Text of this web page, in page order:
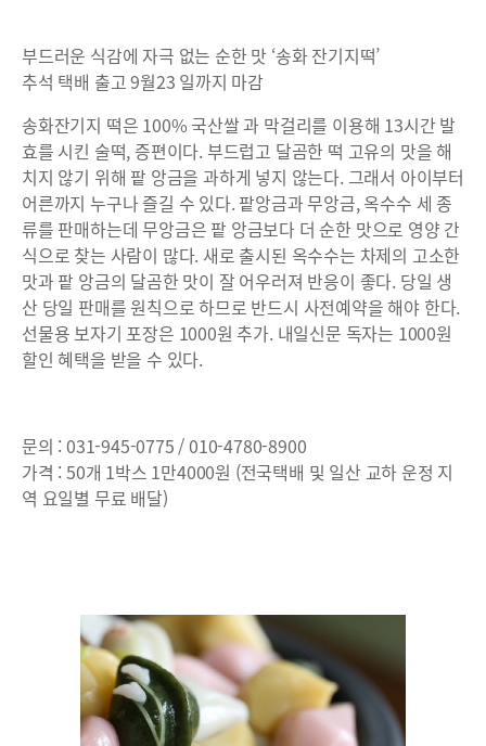
부드러운 식감에 자극 없는 순한 맛 ‘송화 잔기지떡’
추석 택배 출고 9월23 일까지 마감
송화잔기지 떡은 100% 국산쌀 과 막걸리를 이용해 13시간 발
효를 시킨 술떡, 증편이다. 부드럽고 달곰한 떡 고유의 맛을 해
치지 않기 위해 팥 앙금을 과하게 넣지 않는다. 그래서 아이부터
어른까지 누구나 즐길 수 있다. 팥앙금과 무앙금, 옥수수 세 종
류를 판매하는데 무앙금은 팥 앙금보다 더 순한 맛으로 영양 간
식으로 찾는 사람이 많다. 새로 출시된 옥수수는 차제의 고소한
맛과 팥 앙금의 달곰한 맛이 잘 어우러져 반응이 좋다. 당일 생
산 당일 판매를 원칙으로 하므로 반드시 사전예약을 해야 한다.
선물용 보자기 포장은 1000원 추가. 내일신문 독자는 1000원
할인 혜택을 받을 수 있다.
문의 : 031-945-0775 / 010-4780-8900
가격 : 50개 1박스 1만4000원 (전국택배 및 일산 교하 운정 지
역 요일별 무료 배달)